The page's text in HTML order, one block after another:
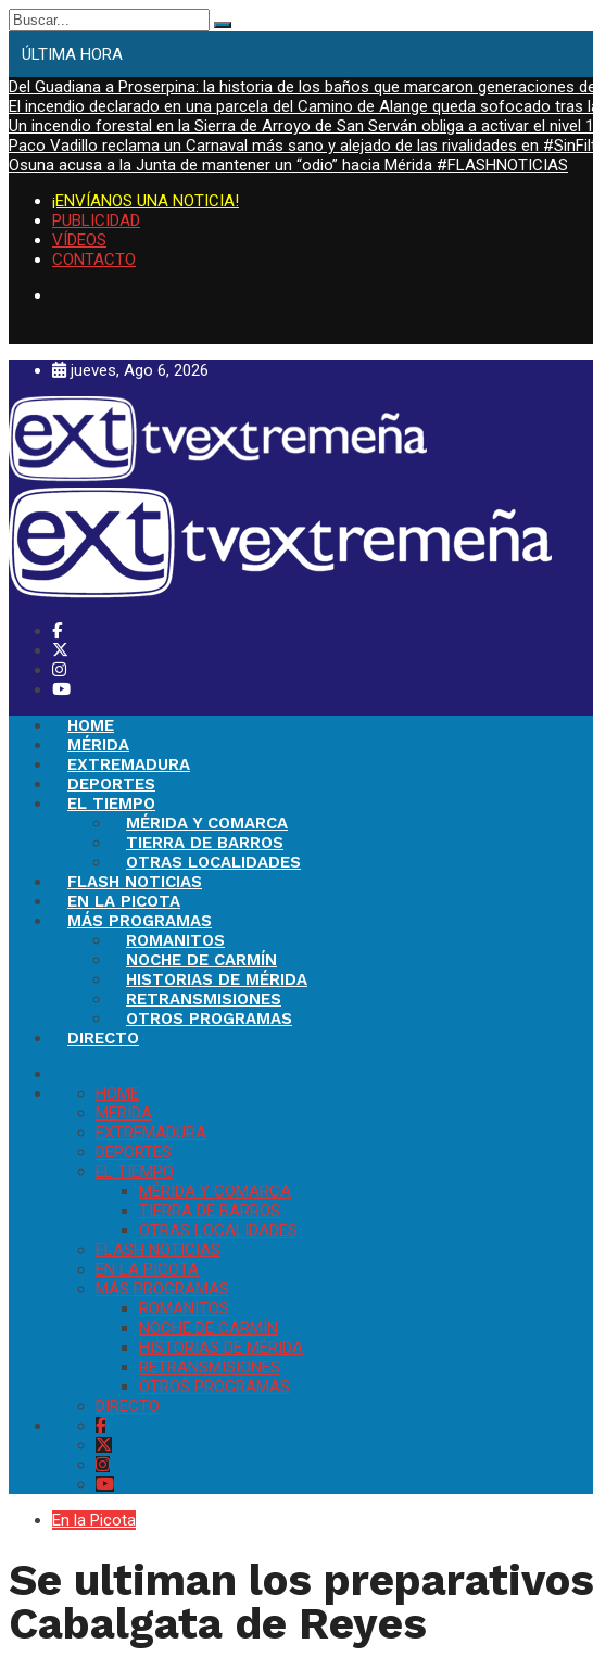
Buscar:
ÚLTIMA HORA
Del Guadiana a Proserpina: la historia de los baños que marcaron generaciones
El incendio declarado en una parcela del Camino de Alange queda sofocado tras
Un incendio forestal en la Sierra de Arroyo de San Serván obliga a activar el nivel
Paco Vadillo reclama un Carnaval más sano y alejado de las rivalidades en
Osuna acusa a la Junta de mantener un “odio” hacia Mérida #FLASHNOTICIAS
¡ENVÍANOS UNA NOTICIA!
PUBLICIDAD
VÍDEOS
CONTACTO
jueves, Ago 6, 2026
HOME
MÉRIDA
EXTREMADURA
DEPORTES
EL TIEMPO
MÉRIDA Y COMARCA
TIERRA DE BARROS
OTRAS LOCALIDADES
FLASH NOTICIAS
EN LA PICOTA
MÁS PROGRAMAS
ROMANITOS
NOCHE DE CARMÍN
HISTORIAS DE MÉRIDA
RETRANSMISIONES
OTROS PROGRAMAS
DIRECTO
HOME
MÉRIDA
EXTREMADURA
DEPORTES
EL TIEMPO
MÉRIDA Y COMARCA
TIERRA DE BARROS
OTRAS LOCALIDADES
FLASH NOTICIAS
EN LA PICOTA
MÁS PROGRAMAS
ROMANITOS
NOCHE DE CARMÍN
HISTORIAS DE MÉRIDA
RETRANSMISIONES
OTROS PROGRAMAS
DIRECTO
En la Picota
Se ultiman los
Cabalgata de Reyes